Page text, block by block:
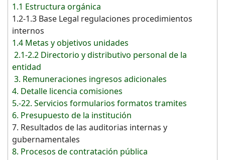
1.1 Estructura orgánica
1.2-1.3 Base Legal regulaciones procedimientos
internos
1.4 Metas y objetivos unidades
2.1-2.2 Directorio y distributivo personal de la
entidad
3. Remuneraciones ingresos adicionales
4. Detalle licencia comisiones
5.-22. Servicios formularios formatos tramites
6. Presupuesto de la institución
7. Resultados de las auditorias internas y
gubernamentales
8. Procesos de contratación pública